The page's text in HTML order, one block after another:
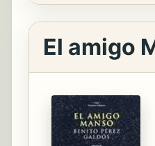
El amigo